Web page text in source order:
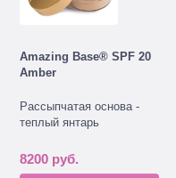
Amazing Base® SPF 20
Amber
Рассыпчатая основа -
теплый янтарь
8200 руб.